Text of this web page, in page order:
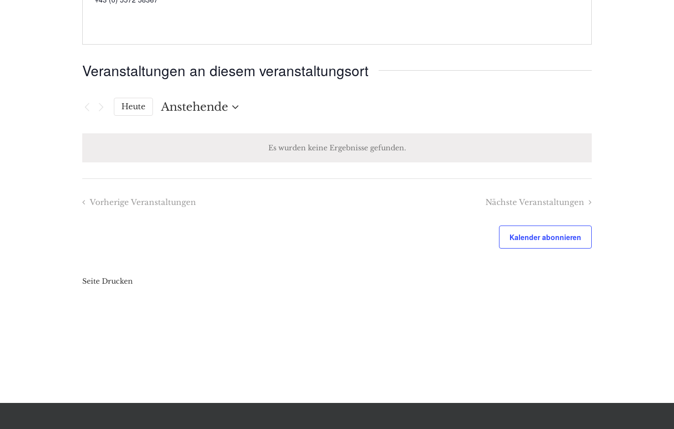
Es wurden keine Ergebnisse gefunden.
Veranstaltungen an diesem veranstaltungsort
Heute
Anstehende
VorherigeVeranstaltungen Nächste Veranstaltungen
Kalender abonnieren
Seite Drucken